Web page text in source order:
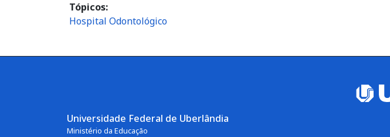
Tópicos
Hospital Odontológico
Universidade Federal de Uberlândia
Ministério da Educação